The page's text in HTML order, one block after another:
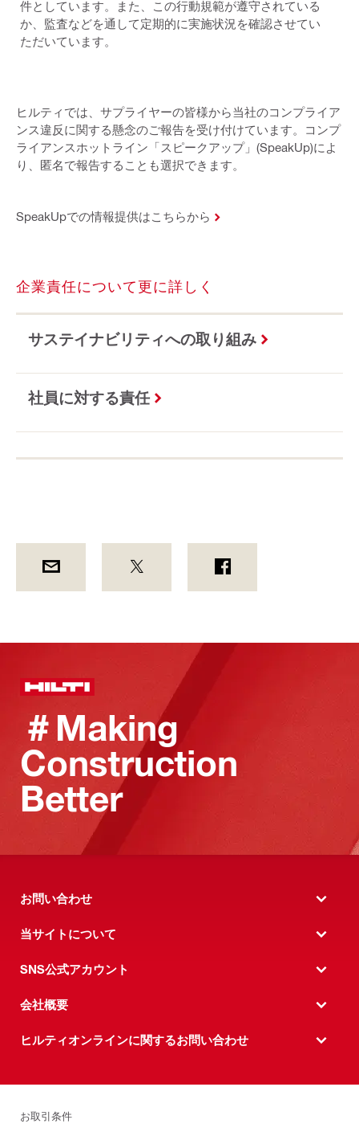
件としています。また、この行動規範が遵守されている
か、監査などを通して定期的に実施状況を確認させてい
ただいています。
ヒルティでは、サプライヤーの皆様から当社のコンプライア
ンス違反に関する懸念のご報告を受け付けています。コンプ
ライアンスホットライン「スピークアップ」(SpeakUp)によ
り、匿名で報告することも選択できます。
SpeakUpでの情報提供はこちらから
企業責任について更に詳しく
サステイナビリティへの取り組み
社員に対する責任
＃Making
Construction
Better
お問い合わせ
当サイトについて
SNS公式アカウント
会社概要
ヒルティオンラインに関するお問い合わせ
お取引条件